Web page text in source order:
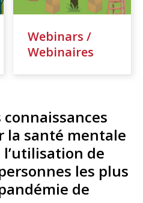
Webinars /
Webinaires
la santé mentale
de
les plus
de